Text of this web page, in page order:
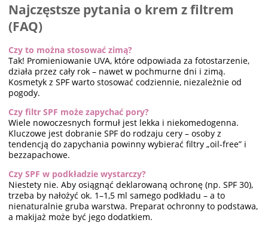
Najczęstsze pytania o krem z filtrem
(FAQ)
Czy to można stosować zimą?
Tak! Promieniowanie UVA, które odpowiada za fotostarzenie,
działa przez cały rok – nawet w pochmurne dni i zimą.
Kosmetyk z SPF warto stosować codziennie, niezależnie od
pogody.
Czy filtr SPF może zapychać pory?
Wiele nowoczesnych formuł jest lekka i niekomedogenna.
Kluczowe jest dobranie SPF do rodzaju cery – osoby z
tendencją do zapychania powinny wybierać filtry „oil-free” i
bezzapachowe.
Czy SPF w podkładzie wystarczy?
Niestety nie. Aby osiągnąć deklarowaną ochronę (np. SPF 30),
trzeba by nałożyć ok. 1–1,5 ml samego podkładu – a to
nienaturalnie gruba warstwa. Preparat ochronny to podstawa,
a makijaż może być jego dodatkiem.